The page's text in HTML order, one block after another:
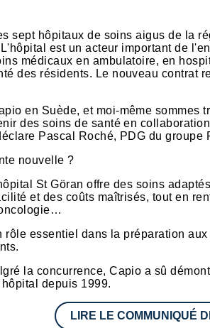
sept hôpitaux de soins aigus de la
est un acteur important de
médicaux en ambulatoire, en
des résidents. Le nouveau contrat
en Suède, et moi-même
des soins de santé en
Pascal Roché, PDG du groupe
nouvelle ?
St Göran offre des soins
et des coûts maîtrisés, tout en
rôle essentiel dans la préparation
la concurrence, Capio a sû
depuis 1999.
LIRE LE COMMUNIQUÉ